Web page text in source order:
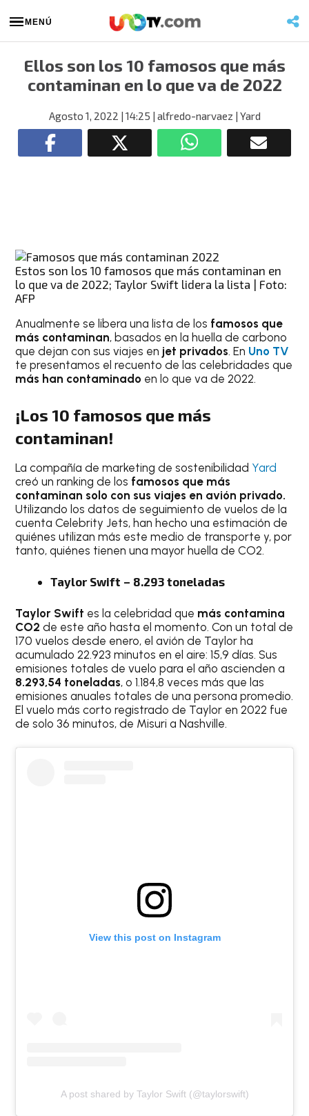
MENÚ
Ellos son los 10 famosos que más
contaminan en lo que va de 2022
Agosto 1, 2022 | 14:25 | alfredo-narvaez | Yard
Estos son los 10 famosos que más contaminan en
lo que va de 2022; Taylor Swift lidera la lista | Foto:
AFP
Anualmente se libera una lista de los famosos que
más contaminan, basados en la huella de carbono
que dejan con sus viajes en jet privados. En Uno TV
te presentamos el recuento de las celebridades que
más han contaminado en lo que va de 2022.
¡Los 10 famosos que más
contaminan!
La compañía de marketing de sostenibilidad Yard
creó un ranking de los famosos que más
contaminan solo con sus viajes en avión privado.
Utilizando los datos de seguimiento de vuelos de la
cuenta Celebrity Jets, han hecho una estimación de
quiénes utilizan más este medio de transporte y, por
tanto, quiénes tienen una mayor huella de CO2.
Taylor Swift – 8.293 toneladas
Taylor Swift es la celebridad que más contamina
CO2 de este año hasta el momento. Con un total de
170 vuelos desde enero, el avión de Taylor ha
acumulado 22.923 minutos en el aire: 15,9 días. Sus
emisiones totales de vuelo para el año ascienden a
8.293,54 toneladas, o 1.184,8 veces más que las
emisiones anuales totales de una persona promedio.
El vuelo más corto registrado de Taylor en 2022 fue
de solo 36 minutos, de Misuri a Nashville.
View this post on Instagram
A post shared by Taylor Swift (@taylorswift)